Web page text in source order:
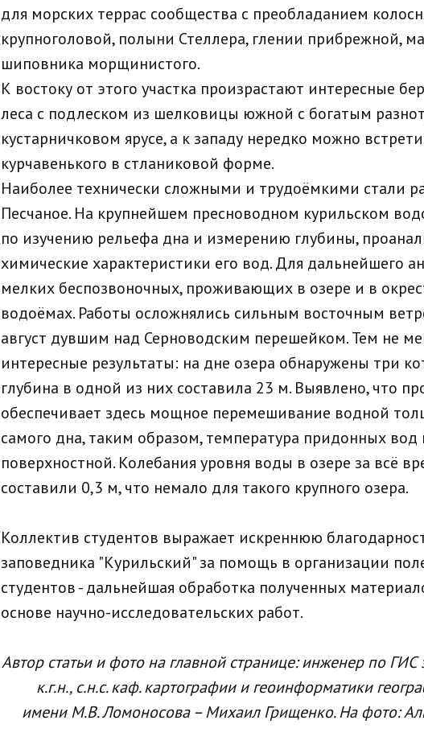
для морских террас сообщества с преобладанием
крупноголовой, полыни Стеллера, глении прибрежной,
шиповника морщинистого.
К востоку от этого участка произрастают интересные
леса с подлеском из шелковицы южной с богатым
кустарничковом ярусе, а к западу нередко можно
курчавенького в стланиковой форме.
Наиболее технически сложными и трудоёмкими стали
Песчаное. На крупнейшем пресноводном курильском
по изучению рельефа дна и измерению глубины,
химические характеристики его вод. Для дальнейшего
мелких беспозвоночных, проживающих в озере и в
водоёмах. Работы осложнялись сильным восточным
август дувшим над Серноводским перешейком. Тем не
интересные результаты: на дне озера обнаружены три
глубина в одной из них составила 23 м. Выявлено, что
обеспечивает здесь мощное перемешивание водной
самого дна, таким образом, температура придонных вод
поверхностной. Колебания уровня воды в озере за всё
составили 0,3 м, что немало для такого крупного озера.
Коллектив студентов выражает искреннюю
заповедника "Курильский" за помощь в организации
студентов - дальнейшая обработка полученных
основе научно-исследовательских работ.
Автор статьи и фото на главной странице: инженер по ГИС
к.г.н., с.н.с. каф. картографии и геоинформатики
имени М.В. Ломоносова – Михаил Грищенко. На фото: